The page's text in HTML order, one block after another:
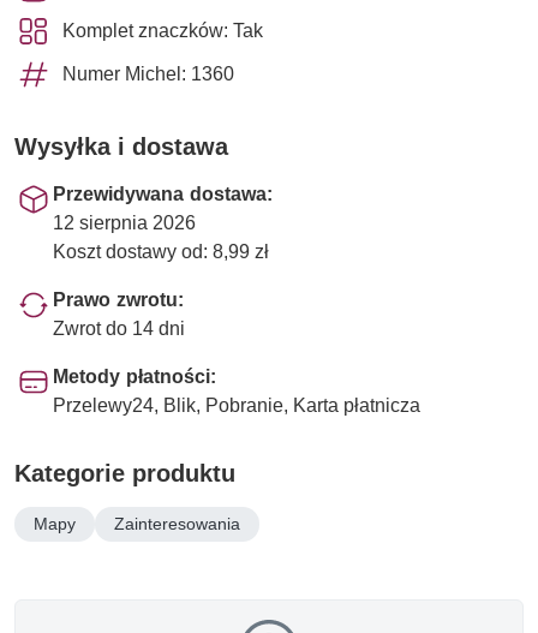
Komplet znaczków: Tak
Numer Michel: 1360
Wysyłka i dostawa
Przewidywana dostawa:
12 sierpnia 2026
Koszt dostawy od: 8,99 zł
Prawo zwrotu:
Zwrot do 14 dni
Metody płatności:
Przelewy24, Blik, Pobranie, Karta płatnicza
Kategorie produktu
Mapy Zainteresowania